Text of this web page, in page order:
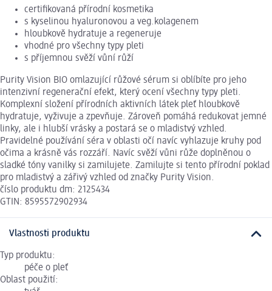
certifikovaná přírodní kosmetika
s kyselinou hyaluronovou a veg.kolagenem
hloubkově hydratuje a regeneruje
vhodné pro všechny typy pleti
s příjemnou svěží vůní růží
Purity Vision BIO omlazující růžové sérum si oblíbíte pro jeho
intenzivní regenerační efekt, který ocení všechny typy pleti.
Komplexní složení přírodních aktivních látek pleť hloubkově
hydratuje, vyživuje a zpevňuje. Zároveň pomáhá redukovat jemné
linky, ale i hlubší vrásky a postará se o mladistvý vzhled.
Pravidelné používání séra v oblasti očí navíc vyhlazuje kruhy pod
očima a krásně vás rozzáří. Navíc svěží vůni růže doplněnou o
sladké tóny vanilky si zamilujete. Zamilujte si tento přírodní poklad
pro mladistvý a zářivý vzhled od značky Purity Vision.
číslo produktu dm: 2125434
GTIN: 8595572902934
Vlastnosti produktu
Typ produktu:
péče o pleť
Oblast použití: